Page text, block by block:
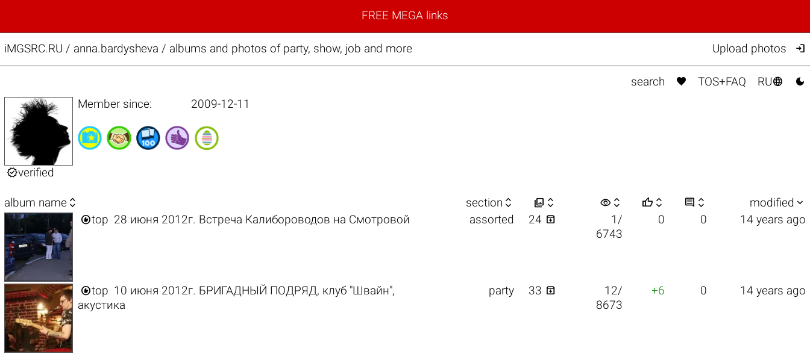
FREE MEGA links
iMGSRC.RU / anna.bardysheva / albums and photos of party, show, job and more Upload photos 
search  TOS+FAQ RU 
verified
Member since: 2009-12-11
album name  section    visibility      modified 
top 28 июня 2012г. Встреча Калибороводов на Смотровой assorted 24 
1/
6743
0 0 14 years ago
top 10 июня 2012г. БРИГАДНЫЙ ПОДРЯД, клуб "Швайн",
акустика
party 33 
12/
8673
+6 0 14 years ago